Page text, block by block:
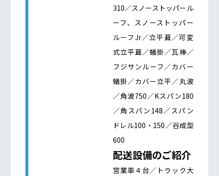
310／スノーストッパール
ーフ、スノーストッパー
ルーフJr／立平葺／可変
式立平葺／蟻掛／瓦棒／
フジサンルーフ／カバー
蟻掛／カバー立平／丸波
／角波750／Kスパン180
／角スパン148／スパン
ドレル100・150／谷成型
600
配送設備のご紹介
営業車４台／トラック大